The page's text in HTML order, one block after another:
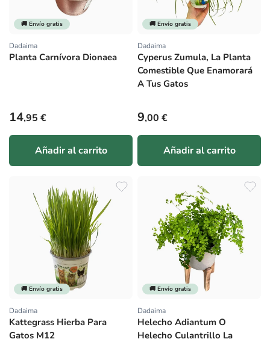
🚚 Envío gratis
Proveedor:
Dadaima
Planta Carnívora Dionaea
Precio habitual
14,95 €
Añadir al carrito
🚚 Envío gratis
Proveedor:
Dadaima
Cyperus Zumula, La Planta
Comestible Que Enamorará
A Tus Gatos
Precio habitual
9,00 €
Añadir al carrito
🚚 Envío gratis
Proveedor:
Dadaima
Kattegrass Hierba Para
Gatos M12
🚚 Envío gratis
Proveedor:
Dadaima
Helecho Adiantum O
Helecho Culantrillo La